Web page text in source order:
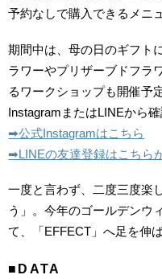
予約なしで購入できるメニ
期間中は、母の日のギフト
ラワーやプリザーブドフラ
るワークショップも開催予
InstagramまたはLINEから確
➡︎公式Instagramはこちら
➡︎LINEの友達登録はこちら
一度と言わず、二度三度楽
う」。今年のゴールデンウ
て、「EFFECT」へ足を伸
■DATA